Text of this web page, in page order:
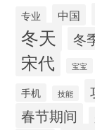
专业 中国
冬天 冬
宋代 宝宝
手机 技能
春节期间